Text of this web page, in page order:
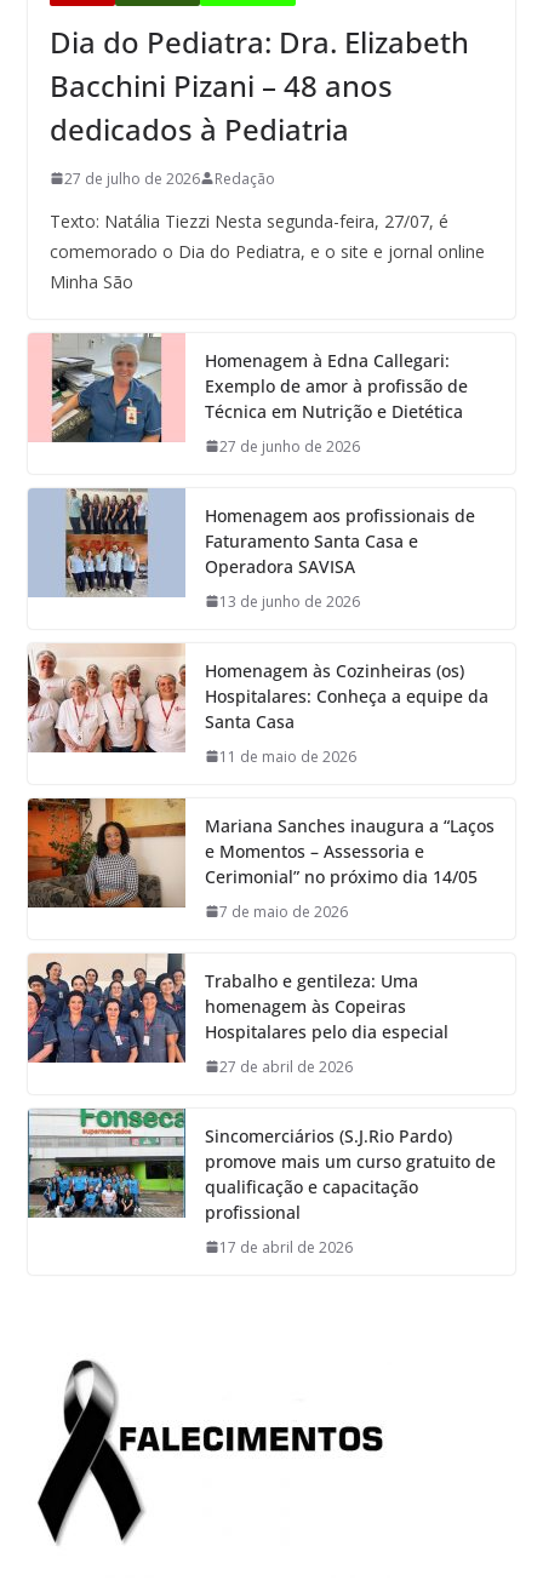
Dia do Pediatra: Dra. Elizabeth
Bacchini Pizani – 48 anos
dedicados à Pediatria
27 de julho de 2026 Redação
Texto: Natália Tiezzi Nesta segunda-feira, 27/07, é
comemorado o Dia do Pediatra, e o site e jornal online
Minha São
Homenagem à Edna Callegari:
Exemplo de amor à profissão de
Técnica em Nutrição e Dietética
27 de junho de 2026
Homenagem aos profissionais de
Faturamento Santa Casa e
Operadora SAVISA
13 de junho de 2026
Homenagem às Cozinheiras (os)
Hospitalares: Conheça a equipe da
Santa Casa
11 de maio de 2026
Mariana Sanches inaugura a “Laços
e Momentos – Assessoria e
Cerimonial” no próximo dia 14/05
7 de maio de 2026
Trabalho e gentileza: Uma
homenagem às Copeiras
Hospitalares pelo dia especial
27 de abril de 2026
Sincomerciários (S.J.Rio Pardo)
promove mais um curso gratuito de
qualificação e capacitação
profissional
17 de abril de 2026